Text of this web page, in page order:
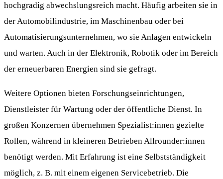
hochgradig abwechslungsreich macht. Häufig arbeiten sie in
der Automobilindustrie, im Maschinenbau oder bei
Automatisierungsunternehmen, wo sie Anlagen entwickeln
und warten. Auch in der Elektronik, Robotik oder im Bereich
der erneuerbaren Energien sind sie gefragt.
Weitere Optionen bieten Forschungseinrichtungen,
Dienstleister für Wartung oder der öffentliche Dienst. In
großen Konzernen übernehmen Spezialist:innen gezielte
Rollen, während in kleineren Betrieben Allrounder:innen
benötigt werden. Mit Erfahrung ist eine Selbstständigkeit
möglich, z. B. mit einem eigenen Servicebetrieb. Die